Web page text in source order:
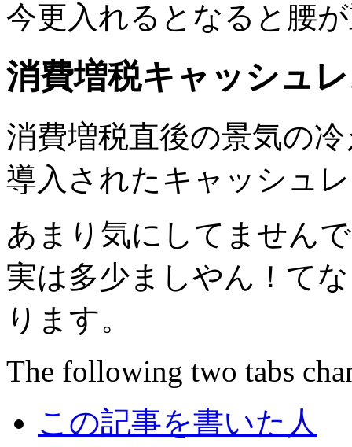
今更入れるとなると腰
消費増税キャッシュ
消費増税直後の景気の
導入されたキャッシュ
あまり気にしてません
実は多少ましやん！て
ります。
The following two tabs
この記事を書いた人